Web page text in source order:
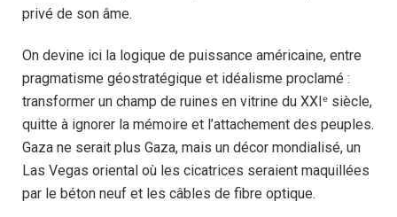
privé de son âme.
On devine ici la logique de puissance américaine, entre
pragmatisme géostratégique et idéalisme proclamé :
transformer un champ de ruines en vitrine du XXIᵉ siècle,
quitte à ignorer la mémoire et l’attachement des peuples.
Gaza ne serait plus Gaza, mais un décor mondialisé, un
Las Vegas oriental où les cicatrices seraient maquillées
par le béton neuf et les câbles de fibre optique.